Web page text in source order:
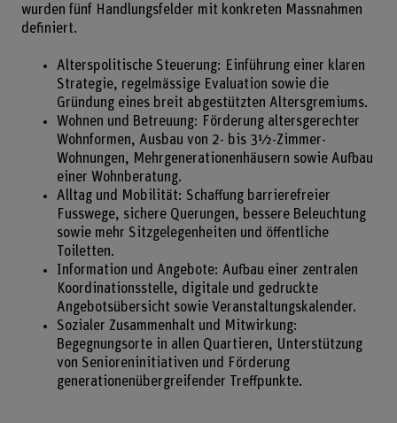
wurden fünf Handlungsfelder mit konkreten Massnahmen
definiert.
Alterspolitische Steuerung: Einführung einer klaren
Strategie, regelmässige Evaluation sowie die
Gründung eines breit abgestützten Altersgremiums.
Wohnen und Betreuung: Förderung altersgerechter
Wohnformen, Ausbau von 2- bis 3½-Zimmer-
Wohnungen, Mehrgenerationenhäusern sowie Aufbau
einer Wohnberatung.
Alltag und Mobilität: Schaffung barrierefreier
Fusswege, sichere Querungen, bessere Beleuchtung
sowie mehr Sitzgelegenheiten und öffentliche
Toiletten.
Information und Angebote: Aufbau einer zentralen
Koordinationsstelle, digitale und gedruckte
Angebotsübersicht sowie Veranstaltungskalender.
Sozialer Zusammenhalt und Mitwirkung:
Begegnungsorte in allen Quartieren, Unterstützung
von Senioreninitiativen und Förderung
generationenübergreifender Treffpunkte.